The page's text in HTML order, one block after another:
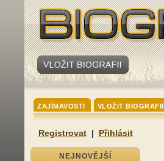
ZAJÍMAVOSTI VLOŽIT BIOGRAFII
Registrovat| Přihlásit
NEJNOVĚJŠÍ